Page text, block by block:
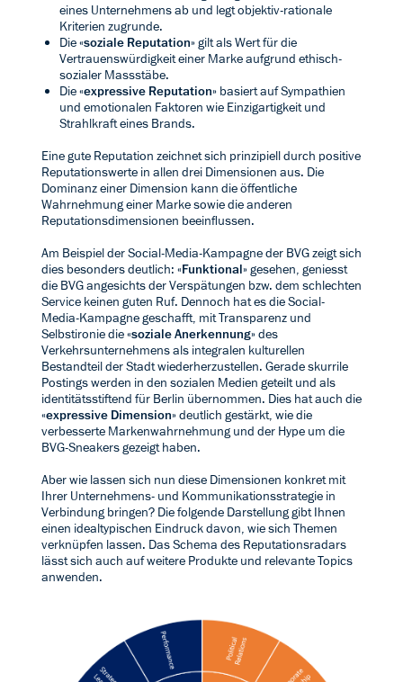
eines Unternehmens ab und legt objektiv-rationale
Kriterien zugrunde.
Die «soziale Reputation» gilt als Wert für die
Vertrauenswürdigkeit einer Marke aufgrund ethisch-
sozialer Massstäbe.
Die «expressive Reputation» basiert auf Sympathien
und emotionalen Faktoren wie Einzigartigkeit und
Strahlkraft eines Brands.
Eine gute Reputation zeichnet sich prinzipiell durch positive
Reputationswerte in allen drei Dimensionen aus. Die
Dominanz einer Dimension kann die öffentliche
Wahrnehmung einer Marke sowie die anderen
Reputationsdimensionen beeinflussen.
Am Beispiel der Social-Media-Kampagne der BVG zeigt sich
dies besonders deutlich: «Funktional» gesehen, geniesst
die BVG angesichts der Verspätungen bzw. dem schlechten
Service keinen guten Ruf. Dennoch hat es die Social-
Media-Kampagne geschafft, mit Transparenz und
Selbstironie die «sozialeAnerkennung» des
Verkehrsunternehmens als integralen kulturellen
Bestandteil der Stadt wiederherzustellen. Gerade skurrile
Postings werden in den sozialen Medien geteilt und als
identitätsstiftend für Berlin übernommen. Dies hat auch die
«expressive Dimension» deutlich gestärkt, wie die
verbesserte Markenwahrnehmung und der Hype um die
BVG-Sneakers gezeigt haben.
Aber wie lassen sich nun diese Dimensionen konkret mit
Ihrer Unternehmens- und Kommunikationsstrategie in
Verbindung bringen? Die folgende Darstellung gibt Ihnen
einen idealtypischen Eindruck davon, wie sich Themen
verknüpfen lassen. Das Schema des Reputationsradars
lässt sich auch auf weitere Produkte und relevante Topics
anwenden.